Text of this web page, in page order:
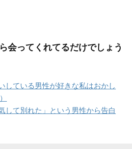
会ってくれてるだけでしょう
している男性が好きな私はおかし
して別れた」という男性から告白